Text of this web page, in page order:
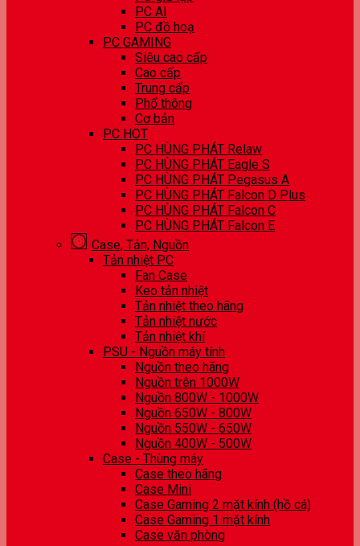
PC AI
PC đồ hoạ
PC GAMING
Siêu cao cấp
Cao cấp
Trung cấp
Phổ thông
Cơ bản
PC HOT
PC HÙNG PHÁT Relaw
PC HÙNG PHÁT Eagle S
PC HÙNG PHÁT Pegasus A
PC HÙNG PHÁT Falcon D Plus
PC HÙNG PHÁT Falcon C
PC HÙNG PHÁT Falcon E
Case, Tản, Nguồn
Tản nhiệt PC
Fan Case
Keo tản nhiệt
Tản nhiệt theo hãng
Tản nhiệt nước
Tản nhiệt khí
PSU - Nguồn máy tính
Nguồn theo hãng
Nguồn trên 1000W
Nguồn 800W - 1000W
Nguồn 650W - 800W
Nguồn 550W - 650W
Nguồn 400W - 500W
Case - Thùng máy
Case theo hãng
Case Mini
Case Gaming 2 mặt kính (hồ cá)
Case Gaming 1 mặt kính
Case văn phòng